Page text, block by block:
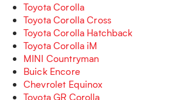
Toyota Corolla
Toyota Corolla Cross
Toyota Corolla Hatchback
Toyota Corolla iM
MINI Countryman
Buick Encore
Chevrolet Equinox
Toyota GR Corolla